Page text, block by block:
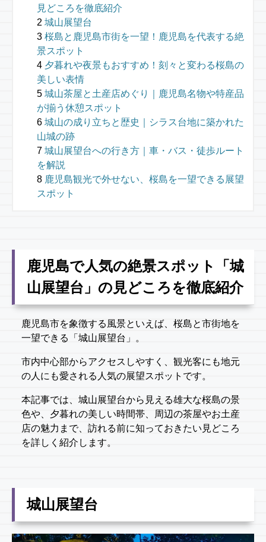
見どころを徹底紹介
城山展望台
桜島と鹿児島市街を一望！鹿児島を代表する絶
景スポット
夕暮れや夜景もおすすめ！刻々と変わる桜島の
美しい表情
城山茶屋と土産店めぐり｜鹿児島名物や特産品
が揃う休憩スポット
城山の成り立ちと歴史｜シラス台地に築かれた
山城の跡
城山展望台への行き方｜車・バス・徒歩ルート
を解説
鹿児島観光で外せない、桜島を一望できる展望
スポット
鹿児島で人気の絶景スポット「城
山展望台」の見どころを徹底紹介
鹿児島市を象徴する風景といえば、桜島と市街地を
一望できる「城山展望台」。
市内中心部からアクセスしやすく、観光客にも地元
の人にも愛される人気の展望スポットです。
本記事では、城山展望台から見える雄大な桜島の景
色や、夕暮れの美しい時間帯、周辺の茶屋やお土産
店の魅力まで、訪れる前に知っておきたい見どころ
を詳しく紹介します。
城山展望台